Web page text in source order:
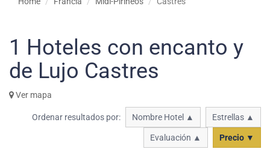
1 Hoteles con encanto y
de Lujo Castres
Ver mapa
Ordenar resultados por: Nombre Hotel ▲ Estrellas ▲
Evaluación ▲ Precio ▼